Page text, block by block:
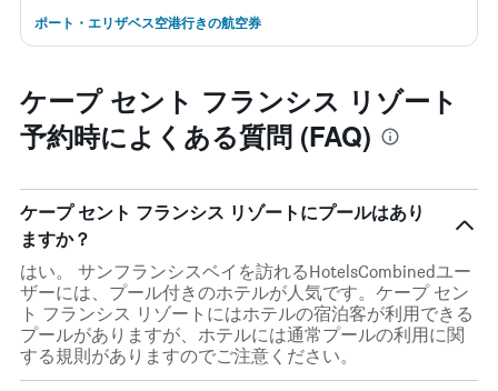
ポート・エリザベス空港行きの航空券
ケープ セント フランシス リゾート
予約時によくある質問 (FAQ)
ケープ セント フランシス リゾートにプールはあり
ますか？
はい。 サンフランシスベイを訪れるHotelsCombinedユー
ザーには、プール付きのホテルが人気です。ケープ セン
ト フランシス リゾートにはホテルの宿泊客が利用できる
プールがありますが、ホテルには通常プールの利用に関
する規則がありますのでご注意ください。